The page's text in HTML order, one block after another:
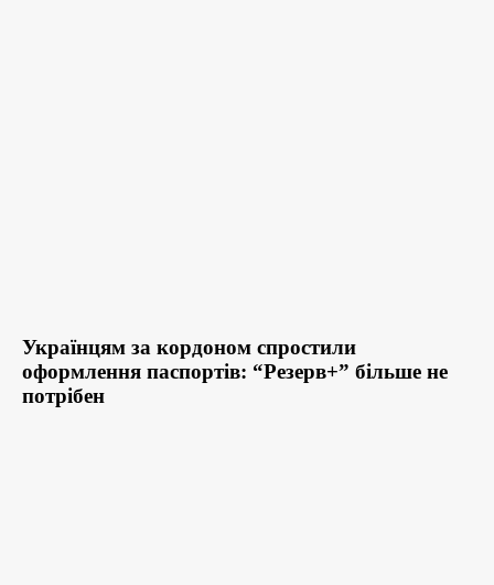
Українцям за кордоном спростили
оформлення паспортів: “Резерв+” більше не
потрібен